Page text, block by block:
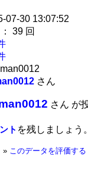
07-30 13:07:52
39 回
さん
さん が
ト を残しましょう。
» このデータを評価する